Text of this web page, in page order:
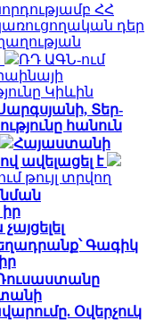
ՀՀ
դեր
ՌԴ ԱԳՆ-ում
Կիևին
Տեր-
հանուն
Հայաստանի
ավելացել է
թույլ տրվող
Գագիկ
Օվերչուկ